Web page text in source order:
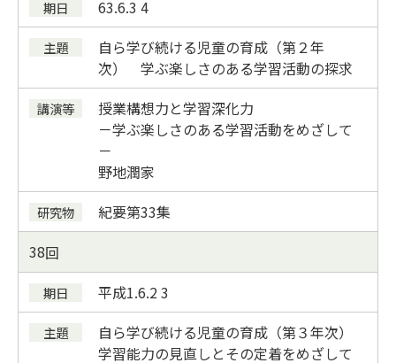
63.6.3 4
自ら学び続ける児童の育成（第２年
次） 学ぶ楽しさのある学習活動の探求
授業構想力と学習深化力
－学ぶ楽しさのある学習活動をめざして
－
野地潤家
紀要第33集
38
平成1.6.2 3
自ら学び続ける児童の育成（第３年次）
学習能力の見直しとその定着をめざして